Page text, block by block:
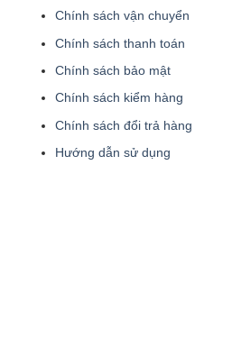
Chính sách vận chuyển
Chính sách thanh toán
Chính sách bảo mật
Chính sách kiểm hàng
Chính sách đổi trả hàng
Hướng dẫn sử dụng